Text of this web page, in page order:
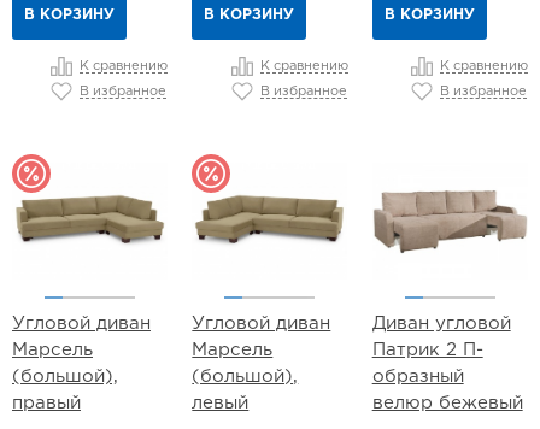
В КОРЗИНУ
К сравнению
В избранное
В КОРЗИНУ
К сравнению
В избранное
В КОРЗИНУ
К сравнению
В избранное
Угловой диван
Марсель
(большой),
правый
Угловой диван
Марсель
(большой),
левый
Диван угловой
Патрик 2 П-
образный
велюр бежевый